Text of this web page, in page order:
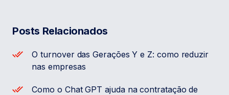
Posts Relacionados
O turnover das Gerações Y e Z: como reduzir
nas empresas
Como o Chat GPT ajuda na contratação de